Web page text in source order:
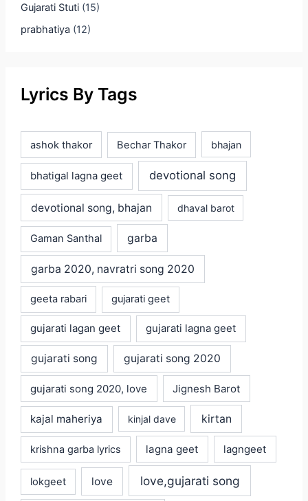
Gujarati Stuti(15)
prabhatiya (12)
Lyrics By Tags
ashok thakor Bechar Thakor bhajan
bhatigal lagna geet devotional song
devotional song, bhajan dhaval barot
Gaman Santhal garba
garba 2020, navratri song 2020
geeta rabari gujarati geet
gujarati lagan geet gujarati lagna geet
gujarati song gujarati song 2020
gujarati song 2020, love Jignesh Barot
kajal maheriya kinjal dave kirtan
krishna garba lyrics lagna geet lagngeet
lokgeet love love,gujarati song